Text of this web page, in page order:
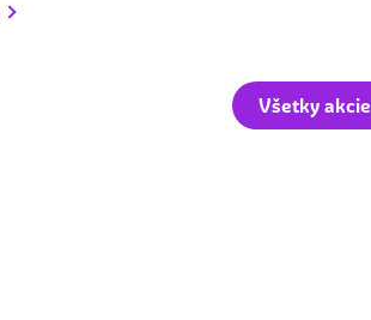
Všetky akcie